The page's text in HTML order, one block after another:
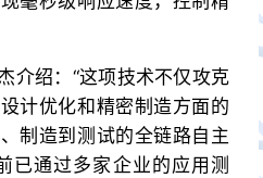
介绍：“这项技术不仅攻克
计优化和精密制造方面的
制造到测试的全链路自主
已通过多家企业的应用测